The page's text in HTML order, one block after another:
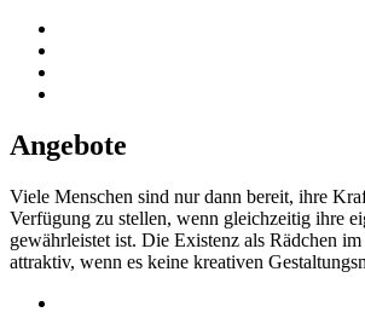
Angebote
Viele Menschen sind nur dann bereit, ihre
Verfügung zu stellen, wenn gleichzeitig ihre
gewährleistet ist. Die Existenz als Rädchen
attraktiv, wenn es keine kreativen